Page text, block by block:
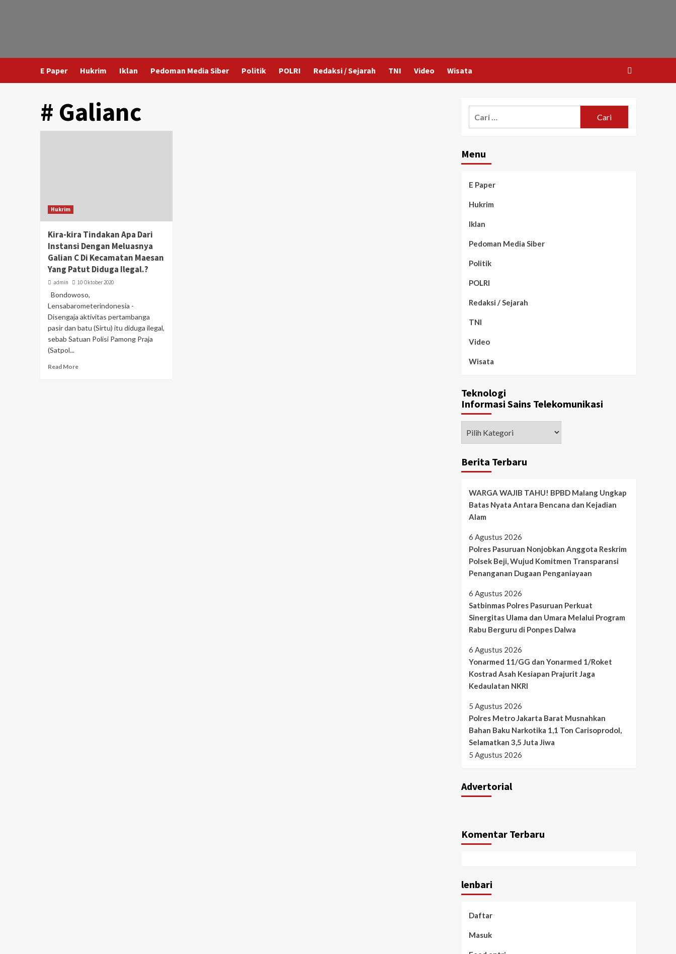
E Paper Hukrim Iklan Pedoman Media Siber Politik POLRI Redaksi / Sejarah TNI Video Wisata
# Galianc
Hukrim
Kira-kira Tindakan Apa Dari
Instansi Dengan Meluasnya
Galian C Di Kecamatan Maesan
Yang Patut Diduga Ilegal.?
admin 10 Oktober 2020
Bondowoso,
Lensabarometerindonesia -
Disengaja aktivitas pertambanga
pasir dan batu (Sirtu) itu diduga ilegal,
sebab Satuan Polisi Pamong Praja
(Satpol...
Read More
Menu
E Paper
Hukrim
Iklan
Pedoman Media Siber
Politik
POLRI
Redaksi / Sejarah
TNI
Video
Wisata
Teknologi
Informasi Sains Telekomunikasi
Berita Terbaru
WARGA WAJIB TAHU! BPBD Malang Ungkap
Batas Nyata Antara Bencana dan Kejadian
Alam
6 Agustus 2026
Polres Pasuruan Nonjobkan Anggota Reskrim
Polsek Beji, Wujud Komitmen Transparansi
Penanganan Dugaan Penganiayaan
6 Agustus 2026
Satbinmas Polres Pasuruan Perkuat
Sinergitas Ulama dan Umara Melalui Program
Rabu Berguru di Ponpes Dalwa
6 Agustus 2026
Yonarmed 11/GG dan Yonarmed 1/Roket
Kostrad Asah Kesiapan Prajurit Jaga
Kedaulatan NKRI
5 Agustus 2026
Polres Metro Jakarta Barat Musnahkan
Bahan Baku Narkotika 1,1 Ton Carisoprodol,
Selamatkan 3,5 Juta Jiwa
5 Agustus 2026
Advertorial
Komentar Terbaru
lenbari
Daftar
Masuk